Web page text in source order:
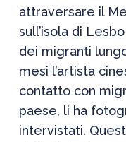
attraversare il
sull’isola di
dei migranti
mesi l’artista
contattocon
paese, li ha
intervistati.